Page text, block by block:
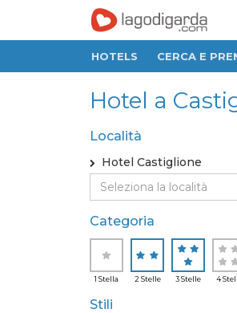
HOTELS CERCA E
Hotel a
Località
Hotel Castiglione
Categoria
1 Stella 2 Stelle 3 Stelle 4
Stili